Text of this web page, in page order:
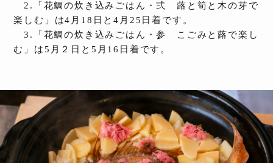
2.「花鯛の炊き込みごはん・弍 蕗と筍と木の芽で
楽しむ」は4月18日と4月25日着です。
3.「花鯛の炊き込みごはん・参 こごみと蕗で楽し
む」は5月２日と5月16日着です。